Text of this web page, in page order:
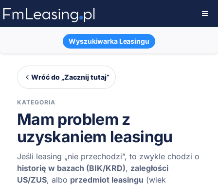
Wyszukiwarka Leasingu
Wróć do „Zacznij tutaj”
KATEGORIA
Mam problem z
uzyskaniem leasingu
Jeśli leasing „nie przechodzi”, to zwykle chodzi o
historię w bazach (BIK/KRD), zaległości
US/ZUS, albo przedmiot leasingu (wiek